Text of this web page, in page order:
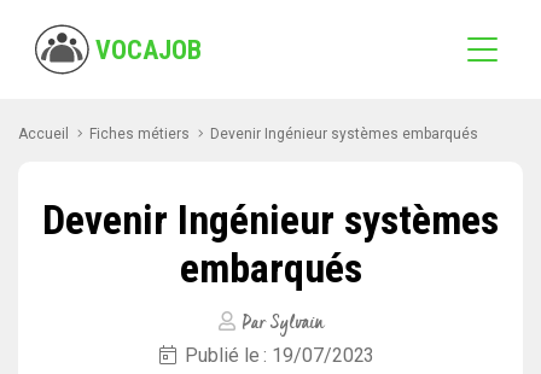
VOCAJOB
Accueil Fiches métiers Devenir Ingénieur systèmes embarqués
Devenir Ingénieur systèmes
embarqués
Par Sylvain
Publié le : 19/07/2023